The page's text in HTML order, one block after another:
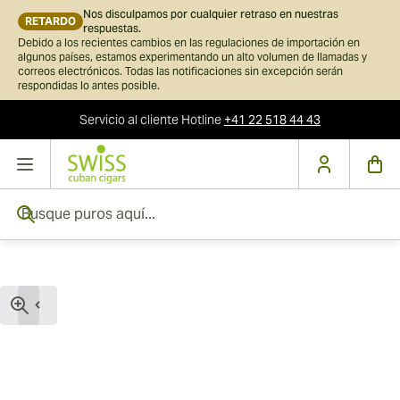
RETARDO
Nos disculpamos por cualquier retraso en nuestras
respuestas.
Debido a los recientes cambios en las regulaciones de importación en
algunos países, estamos experimentando un alto volumen de llamadas y
correos electrónicos. Todas las notificaciones sin excepción serán
respondidas lo antes posible.
Servicio al cliente Hotline+41 22 518 44 43